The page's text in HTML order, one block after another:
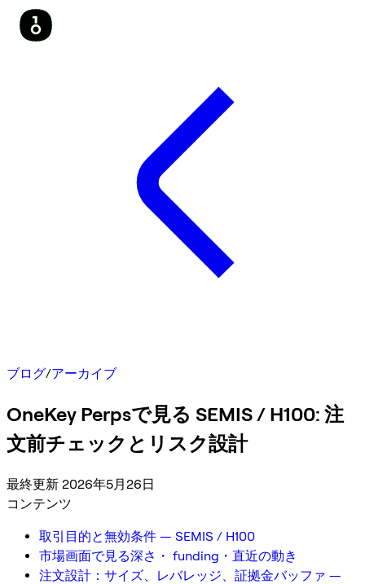
ブログ/アーカイブ
OneKey Perpsで見る SEMIS / H100: 注
文前チェックとリスク設計
最終更新 2026年5月26日
コンテンツ
取引目的と無効条件 — SEMIS / H100
市場画面で見る深さ・ funding・直近の動き
注文設計：サイズ、レバレッジ、証拠金バッファ —